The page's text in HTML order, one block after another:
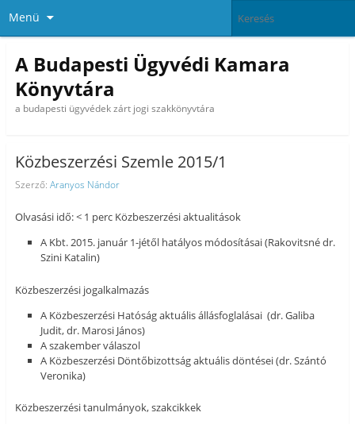
Menü
A Budapesti Ügyvédi Kamara
Könyvtára
a budapesti ügyvédek zárt jogi szakkönyvtára
Közbeszerzési Szemle 2015/1
Szerző: Aranyos Nándor
Olvasási idő: < 1 perc Közbeszerzési aktualitások
A Kbt. 2015. január 1-jétől hatályos módosításai (Rakovitsné dr.
Szini Katalin)
Közbeszerzési jogalkalmazás
A Közbeszerzési Hatóság aktuális állásfoglalásai (dr. Galiba
Judit, dr. Marosi János)
A szakember válaszol
A Közbeszerzési Döntőbizottság aktuális döntései (dr. Szántó
Veronika)
Közbeszerzési tanulmányok, szakcikkek